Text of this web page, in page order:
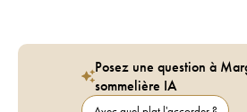
Posez une question à
sommelière IA